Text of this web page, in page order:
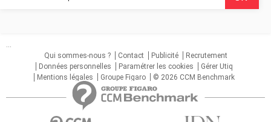
...
Qui sommes-nous ?
Contact Publicité
Recrutement
Données personnelles
Paramétrer les cookies
Gérer Utiq
Mentions légales
Groupe Figaro © 2026 CCM Benchmark